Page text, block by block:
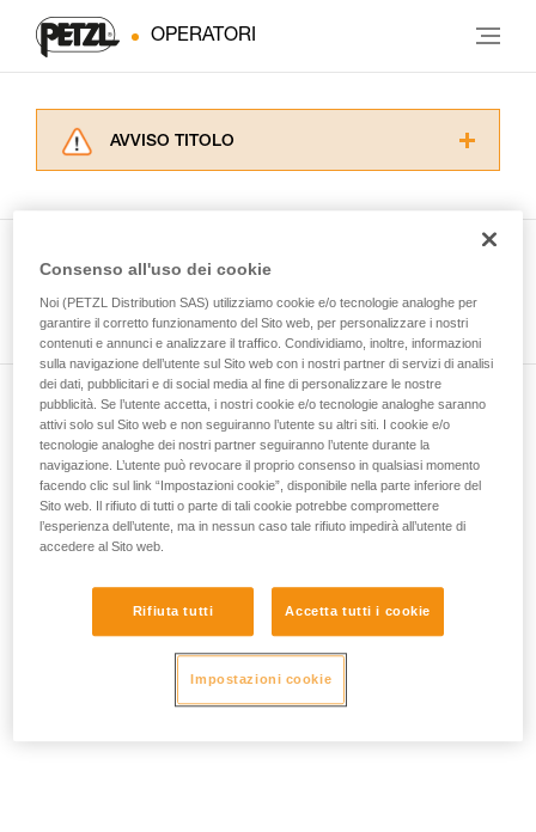
OPERATORI
AVVISO TITOLO
La padronanza di queste tecniche richiede una
formazione ed un addestramento specifico.
Verificate con un professionista la vostra
capacità di rifare la manovra, da soli, in piena
sicurezza, prima di riprodurla autonomamente.
Forniamo esempi di tecniche relative alla vostra
attività. Ne possono esistere altre che non
vengono qui descritte.
Guarda tutti i consigli tecnici
Iscriviti alla newsletter
e rimani connesso alle nostre novità
E-mail *
Unisciti alla community!
Consenso all'uso dei cookie
Noi (PETZL Distribution SAS) utilizziamo cookie e/o tecnologie analoghe per
garantire il corretto funzionamento del Sito web, per personalizzare i nostri
contenuti e annunci e analizzare il traffico. Condividiamo, inoltre, informazioni
sulla navigazione dell’utente sul Sito web con i nostri partner di servizi di analisi
dei dati, pubblicitari e di social media al fine di personalizzare le nostre
pubblicità. Se l’utente accetta, i nostri cookie e/o tecnologie analoghe saranno
attivi solo sul Sito web e non seguiranno l’utente su altri siti. I cookie e/o
tecnologie analoghe dei nostri partner seguiranno l’utente durante la
navigazione. L’utente può revocare il proprio consenso in qualsiasi momento
facendo clic sul link “Impostazioni cookie”, disponibile nella parte inferiore del
Sito web. Il rifiuto di tutti o parte di tali cookie potrebbe compromettere
l’esperienza dell’utente, ma in nessun caso tale rifiuto impedirà all’utente di
accedere al Sito web.
Rifiuta tutti Accetta tutti i cookie
Impostazioni cookie